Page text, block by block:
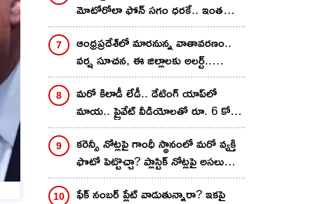
మోటోరోలా ఫోన్ సగం ధరకే.. ఇంత
తక్కువకు మళ్లీ దొరకదు..!
ఆంధ్రప్రదేశ్‌లో మారనున్న వాతావరణం..
వర్ష సూచన, ఈ జిల్లాలకు అలర్ట్..
వాతావరణ శాఖ హెచ్చరికలు
మరో కిలాడీ లేడీ.. డేటింగ్ యాప్‌లో
మాయ.. ప్రైవేట్ వీడియోలతో రూ. 6 కోట్లు
బ్లాక్‌మెయిల్
కరెన్సీ నోట్లపై గాంధీ స్థానంలో మరో వ్యక్తి
ఫొటో పెట్టొచ్చా? ప్లాస్టిక్ నోట్లపై అసలు
రూల్ ఇదే!
ఫేక్ నంబర్ ప్లేట్ వాడుతున్నారా? ఇకపై